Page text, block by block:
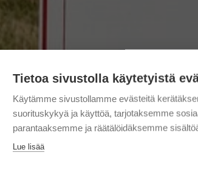
Tietoa sivustolla käytetyistä
Käytämme sivustollamme evästeitä
suorituskykyä ja käyttöä, tarjotaksemme
parantaaksemme ja räätälöidäksemme
Lue lisää